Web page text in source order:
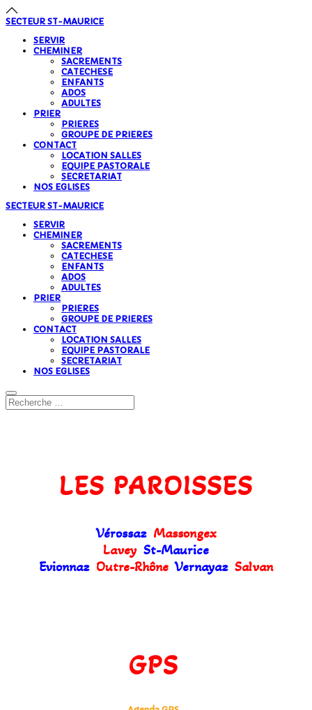
SECTEUR ST-MAURICE
SERVIR
CHEMINER
SACREMENTS
CATECHESE
ENFANTS
ADOS
ADULTES
PRIER
PRIERES
GROUPE DE PRIERES
CONTACT
LOCATION SALLES
EQUIPE PASTORALE
SECRETARIAT
NOS EGLISES
SECTEUR ST-MAURICE
SERVIR
CHEMINER
SACREMENTS
CATECHESE
ENFANTS
ADOS
ADULTES
PRIER
PRIERES
GROUPE DE PRIERES
CONTACT
LOCATION SALLES
EQUIPE PASTORALE
SECRETARIAT
NOS EGLISES
LES PAROISSES
Vérossaz Massongex
Lavey St-Maurice
Evionnaz Outre-Rhône Vernayaz Salvan
GPS